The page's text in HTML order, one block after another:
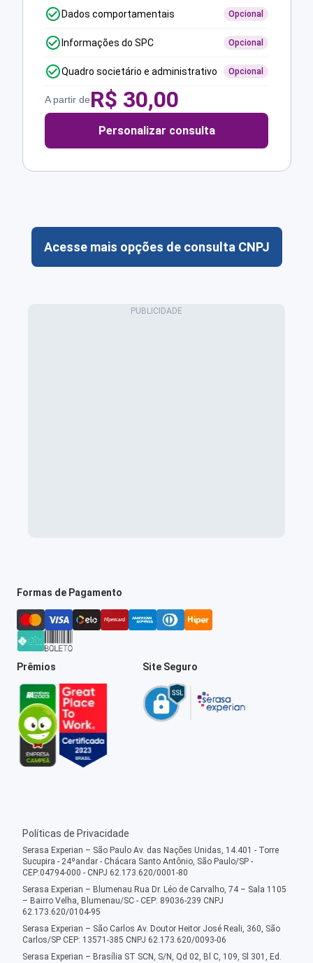
Dados comportamentais Opcional
Informações do SPC Opcional
Quadro societário e administrativo Opcional
A partir deR$ 30,00
Personalizar consulta
Acesse mais opções de consulta CNPJ
Formas de Pagamento
Prêmios Site Seguro
Políticas de Privacidade
Serasa Experian – São Paulo Av. das Nações Unidas, 14.401 - Torre
Sucupira - 24ºandar - Chácara Santo Antônio, São Paulo/SP -
CEP:04794-000 - CNPJ 62.173.620/0001-80
Serasa Experian – Blumenau Rua Dr. Léo de Carvalho, 74 – Sala 1105
– Bairro Velha, Blumenau/SC - CEP: 89036-239 CNPJ
62.173.620/0104-95
Serasa Experian – São Carlos Av. Doutor Heitor José Reali, 360, São
Carlos/SP CEP: 13571-385 CNPJ 62.173.620/0093-06
Serasa Experian – Brasília ST SCN, S/N, Qd 02, Bl C, 109, Sl 301, Ed.